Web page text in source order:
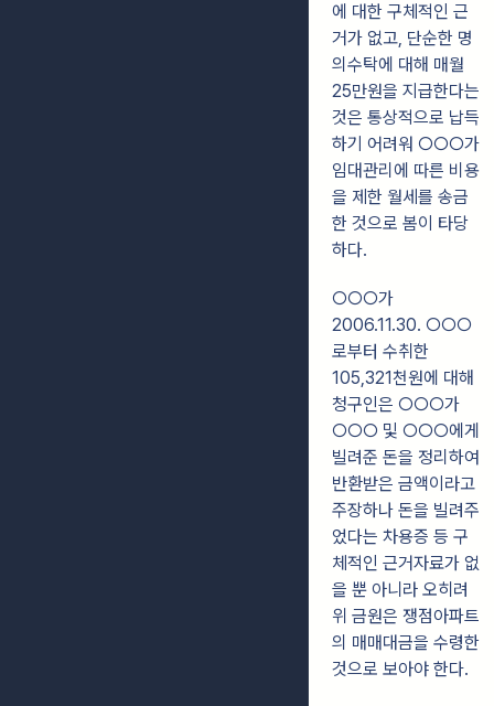
에 대한 구체적인 근
거가 없고, 단순한 명
의수탁에 대해 매월
25만원을 지급한다는
것은 통상적으로 납득
하기 어려워 ○○○가
임대관리에 따른 비용
을 제한 월세를 송금
한 것으로 봄이 타당
하다.
○○○가
2006.11.30. ○○○
로부터 수취한
105,321천원에 대해
청구인은 ○○○가
○○○ 및 ○○○에게
빌려준 돈을 정리하여
반환받은 금액이라고
주장하나 돈을 빌려주
었다는 차용증 등 구
체적인 근거자료가 없
을 뿐 아니라 오히려
위 금원은 쟁점아파트
의 매매대금을 수령한
것으로 보아야 한다.